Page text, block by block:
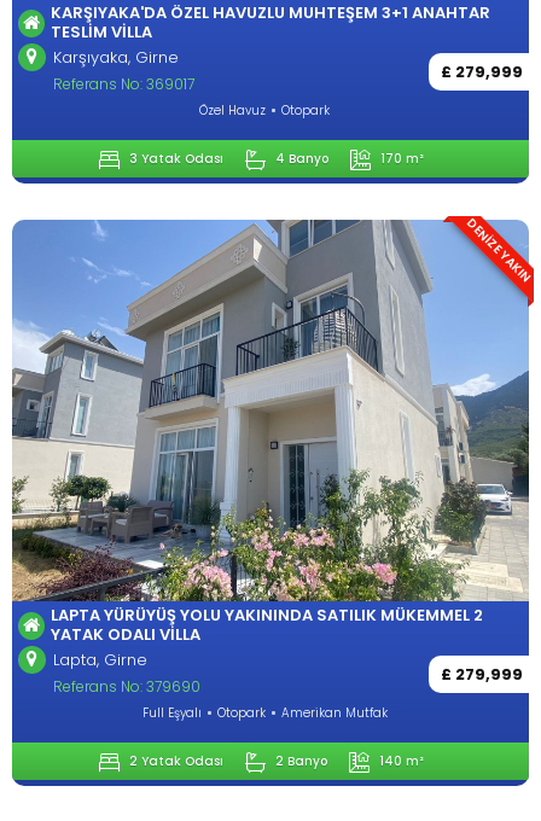
KARŞIYAKA'DA ÖZEL HAVUZLU MUHTEŞEM 3+1 ANAHTAR
TESLIM VILLA
Karşıyaka, Girne
£ 279,999
Referans No: 369017
Özel Havuz Otopark
3 Yatak Odası 4 Banyo 170 m²
DENİZE YAKIN
LAPTA YÜRÜYÜŞ YOLU YAKININDA SATILIK MÜKEMMEL 2
YATAK ODALI VILLA
Lapta, Girne
£ 279,999
Referans No: 379690
Full Eşyalı Otopark Amerikan Mutfak
2 Yatak Odası 2 Banyo 140 m²